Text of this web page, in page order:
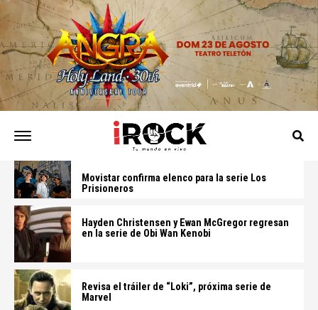
Movistar confirma elenco para la serie Los
Prisioneros
Hayden Christensen y Ewan McGregor regresan
en la serie de Obi Wan Kenobi
Revisa el tráiler de “Loki”, próxima serie de
Marvel